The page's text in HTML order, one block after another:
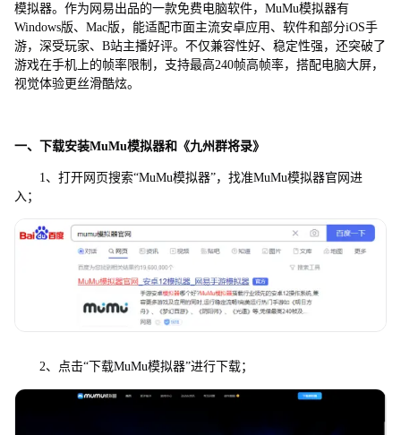
模拟器。作为网易出品的一款免费电脑软件，MuMu模拟器有
Windows版、Mac版，能适配市面主流安卓应用、软件和部分iOS手
游，深受玩家、B站主播好评。不仅兼容性好、稳定性强，还突破了
游戏在手机上的帧率限制，支持最高240帧高帧率，搭配电脑大屏，
视觉体验更丝滑酷炫。
一、下载安装MuMu模拟器和《九州群将录》
1、打开网页搜索“MuMu模拟器”，找准MuMu模拟器官网进
入；
2、点击“下载MuMu模拟器”进行下载；